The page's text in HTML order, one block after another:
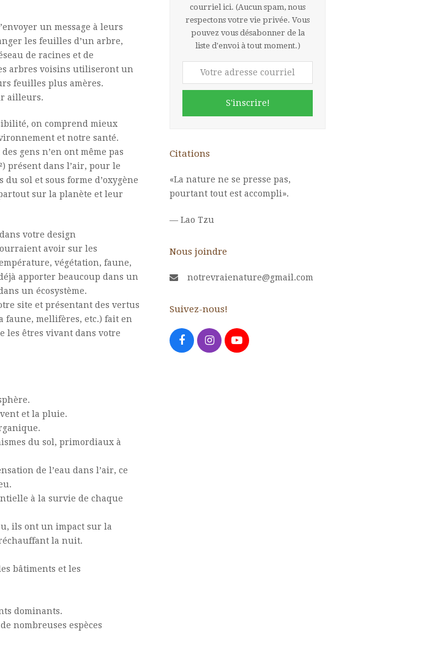
un message à leurs
les feuilles d’un arbre,
de racines et de
arbres voisins utiliseront un
feuilles plus amères.
ailleurs.
on comprend mieux
et notre santé.
gens n’en ont même pas
présent dans l’air, pour le
sol et sous forme d’oxygène
sur la planète et leur
votre design
avoir sur les
végétation, faune,
apporter beaucoup dans un
un écosystème.
site et présentant des vertus
faune, mellifères, etc.) fait en
les êtres vivant dans votre
et la pluie.
du sol, primordiaux à
de l’eau dans l’air, ce
à la survie de chaque
ils ont un impact sur la
la nuit.
bâtiments et les
dominants.
nombreuses espèces
courriel ici. (Aucun spam, nous
respectons votre vie privée. Vous
pouvez vous désabonner de la
liste d'envoi à tout moment.)
Votre
adresse
S'inscrire!
Citations
«La nature ne se presse pas,
pourtant tout est accompli».
—Lao Tzu
Nous joindre
notrevraienature@gmail.com
Suivez-nous!
FacebookInstagram
Youtube